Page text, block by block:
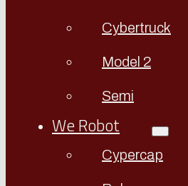
Cybertruck
Model 2
Semi
We Robot
Cypercap